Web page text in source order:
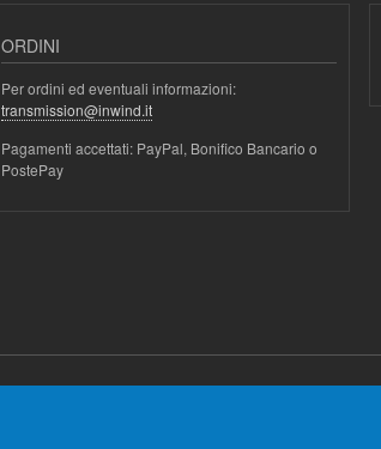
ORDINI
Per ordini ed eventuali informazioni:
transmission@inwind.it
Pagamenti accettati: PayPal, Bonifico Bancario o
PostePay